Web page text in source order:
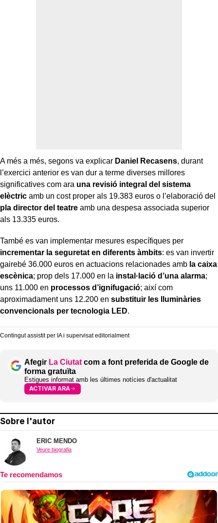
A més a més, segons va explicar Daniel Recasens, durant
l’exercici anterior es van dur a terme diverses millores
significatives com ara una revisió integral del sistema
elèctric amb un cost proper als 19.383 euros o l’elaboració del
pla director del teatre amb una despesa associada superior
als 13.335 euros.
També es van implementar mesures específiques per
incrementar la seguretat en diferents àmbits: es van invertir
gairebé 36.000 euros en actuacions relacionades amb la caixa
escènica; prop dels 17.000 en la instal·lació d’una alarma;
uns 11.000 en processos d’ignifugació; així com
aproximadament uns 12.200 en substituir les lluminàries
convencionals per tecnologia LED.
Contingut assistit per IA i supervisat editorialment
Afegir La Ciutat com a font preferida de Google de
forma gratuïta
Estigues informat amb les últimes notícies d'actualitat
ACTIVAR ARA
Sobre l'autor
ERIC MENDO
Veure biografia